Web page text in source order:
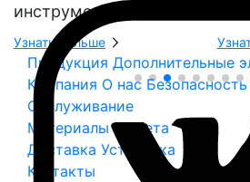
инструменты
Узнать больше
Продукция Дополнительные
Компания О нас Безопасность
Обслуживание
Материалы и цвета
Доставка Установка
Контакты